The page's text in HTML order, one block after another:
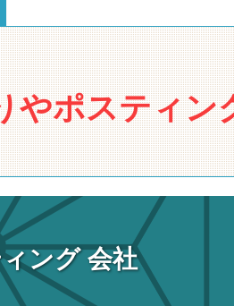
やポスティン
ング 会社